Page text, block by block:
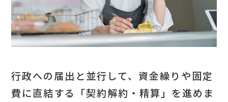
行政への届出と並行して、資金繰りや固定
費に直結する「契約解約・精算」を進めま